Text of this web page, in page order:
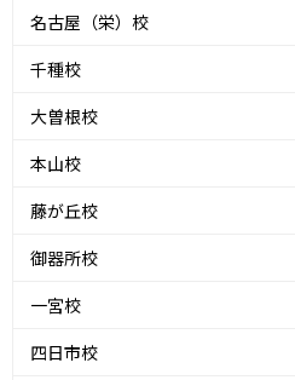
名古屋（栄）校
千種校
大曽根校
本山校
藤が丘校
御器所校
一宮校
四日市校